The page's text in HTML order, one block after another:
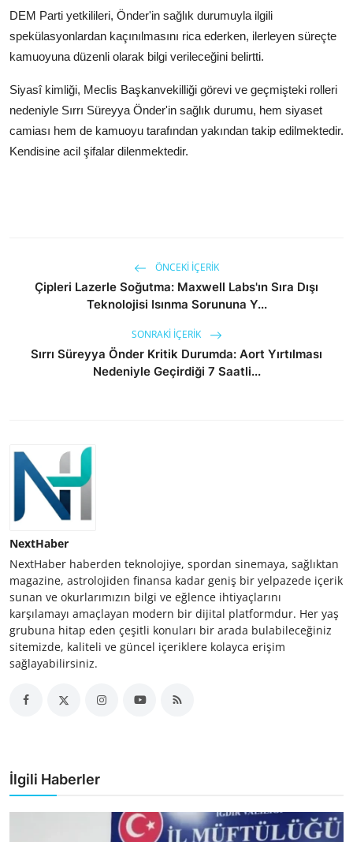
DEM Parti yetkilileri, Önder'in sağlık durumuyla ilgili
spekülasyonlardan kaçınılmasını rica ederken, ilerleyen süreçte
kamuoyuna düzenli olarak bilgi verileceğini belirtti.
Siyasî kimliği, Meclis Başkanvekilliği görevi ve geçmişteki rolleri
nedeniyle Sırrı Süreyya Önder'in sağlık durumu, hem siyaset
camiası hem de kamuoyu tarafından yakından takip edilmektedir.
Kendisine acil şifalar dilenmektedir.
ÖNCEKI İÇERIK
Çipleri Lazerle Soğutma: Maxwell Labs'ın Sıra Dışı
Teknolojisi Isınma Sorununa Y...
SONRAKI İÇERIK
Sırrı Süreyya Önder Kritik Durumda: Aort Yırtılması
Nedeniyle Geçirdiği 7 Saatli...
NextHaber
NextHaber haberden teknolojiye, spordan sinemaya, sağlıktan
magazine, astrolojiden finansa kadar geniş bir yelpazede içerik
sunan ve okurlarımızın bilgi ve eğlence ihtiyaçlarını
karşılamayı amaçlayan modern bir dijital platformdur. Her yaş
grubuna hitap eden çeşitli konuları bir arada bulabileceğiniz
sitemizde, kaliteli ve güncel içeriklere kolayca erişim
sağlayabilirsiniz.
İlgili Haberler